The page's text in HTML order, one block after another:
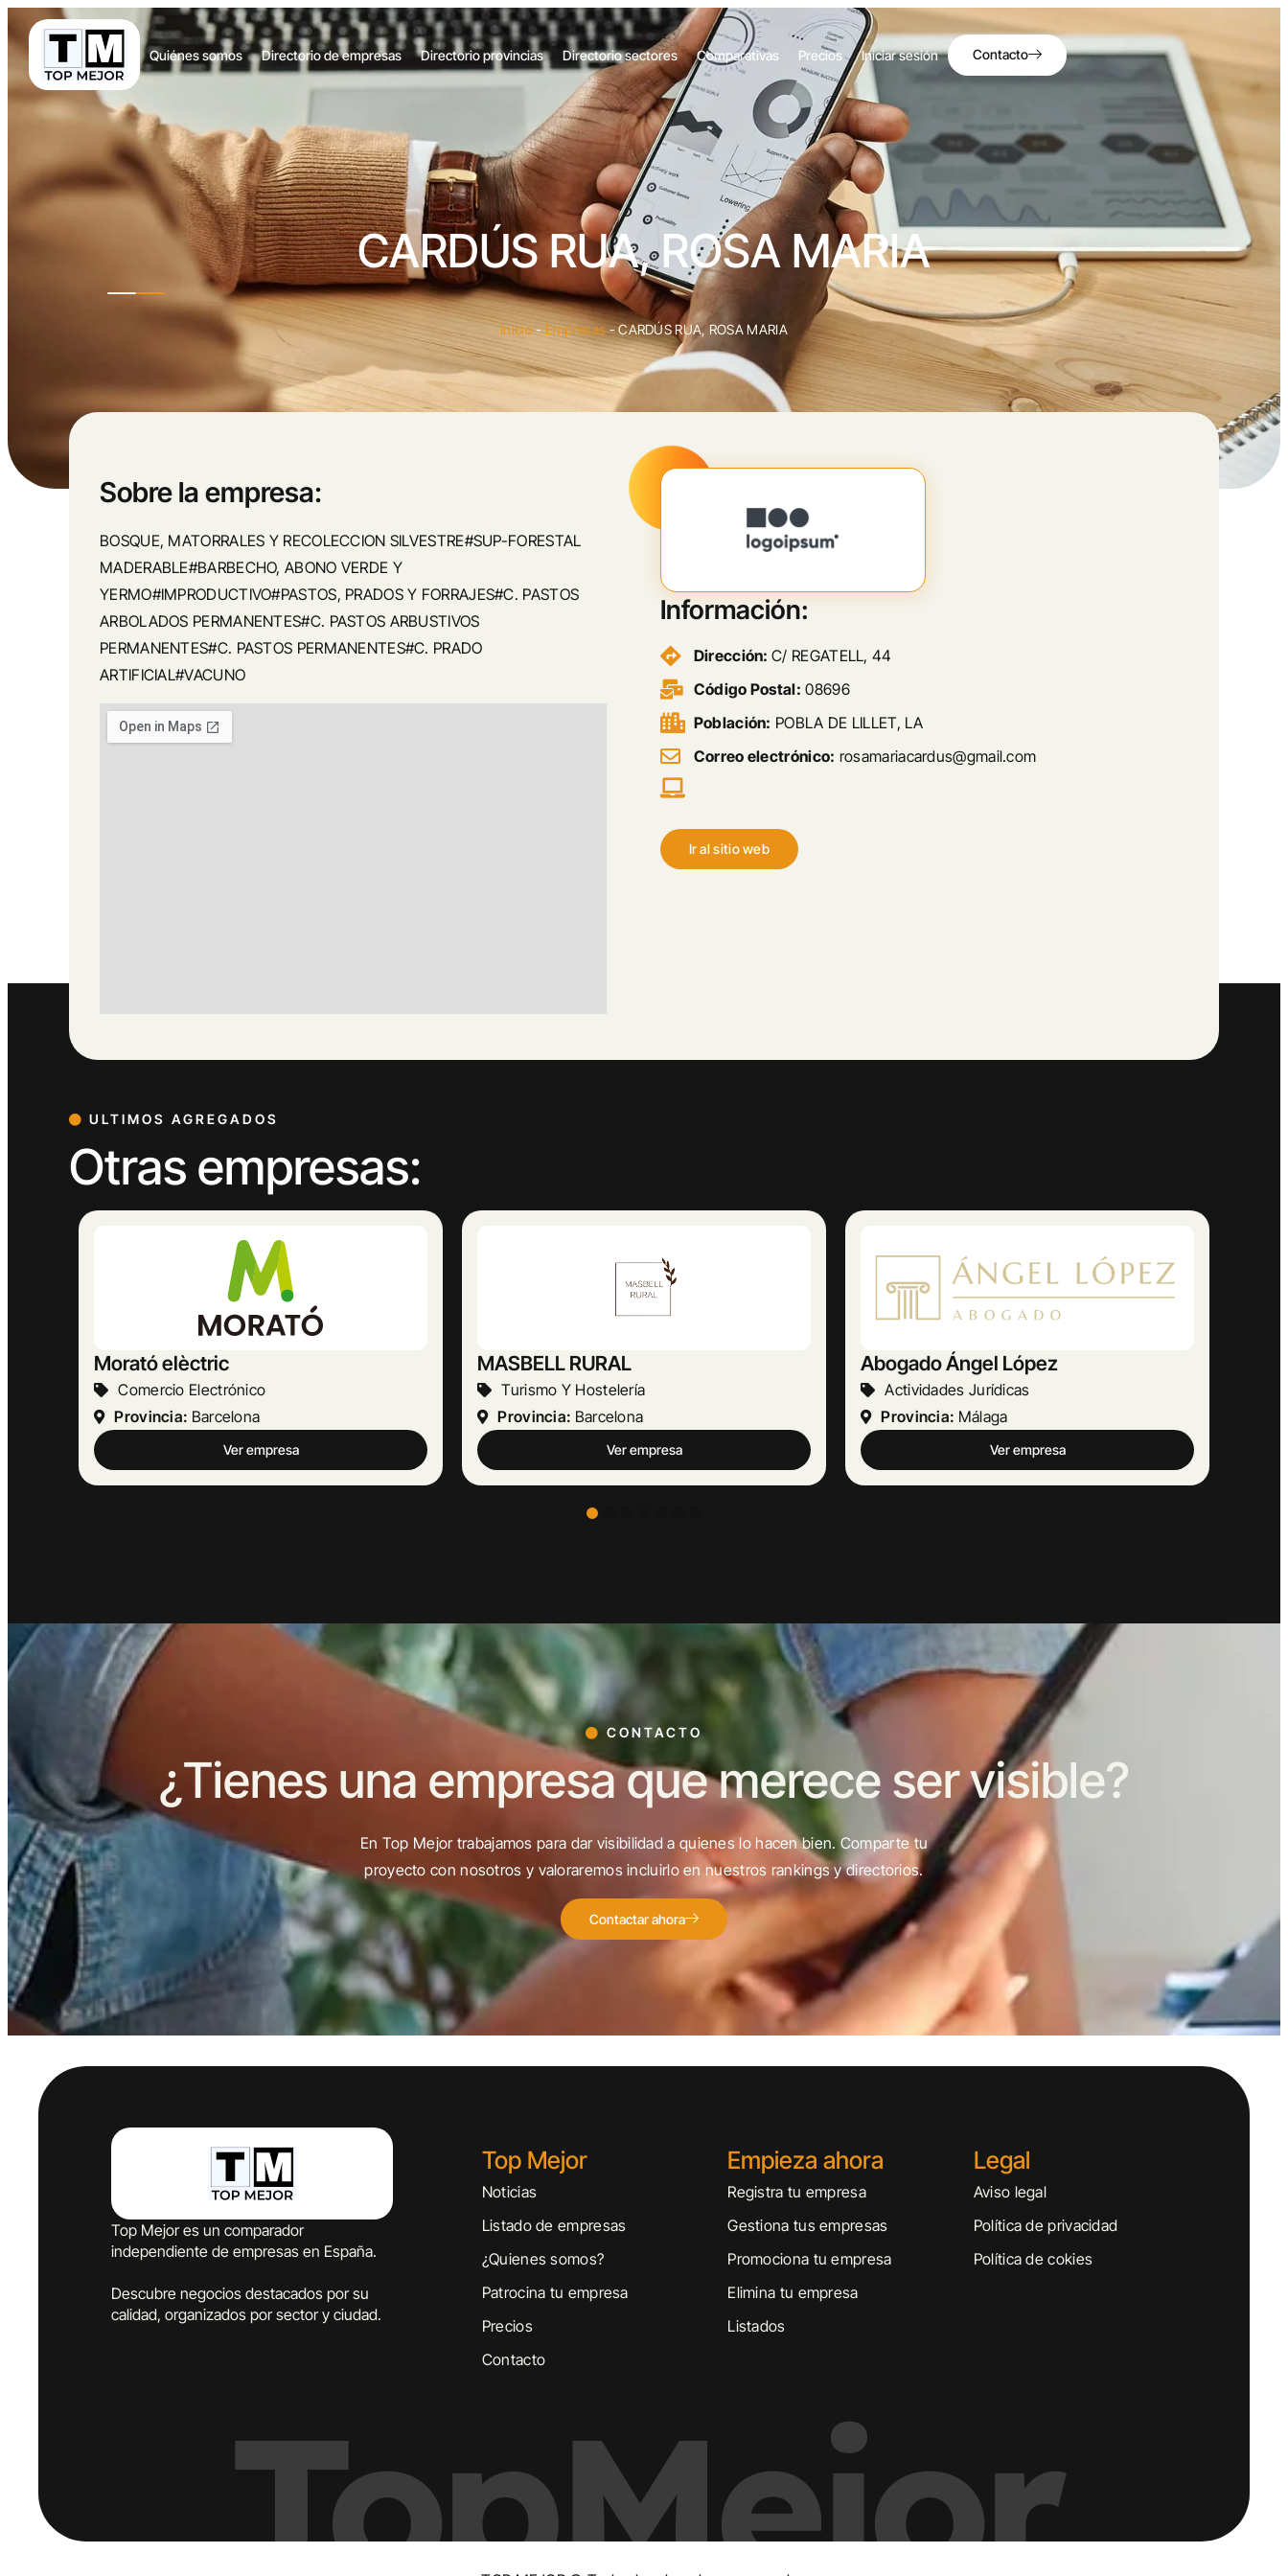
Quiénes somos Directorio de empresas Directorio provincias Directorio sectores Comparativas Precios Iniciar sesión Contacto
CARDÚS RUA, ROSA MARIA
Inicio- Empresas-CARDÚS RUA, ROSA MARIA
Sobre la empresa:
BOSQUE, MATORRALES Y RECOLECCION SILVESTRE#SUP-FORESTAL
MADERABLE#BARBECHO, ABONO VERDE Y
YERMO#IMPRODUCTIVO#PASTOS, PRADOS Y FORRAJES#C. PASTOS
ARBOLADOS PERMANENTES#C. PASTOS ARBUSTIVOS
PERMANENTES#C. PASTOS PERMANENTES#C. PRADO
ARTIFICIAL#VACUNO
Información:
Dirección:C/ REGATELL, 44
Código Postal: 08696
Población: POBLA DE LILLET, LA
Correo electrónico: rosamariacardus@gmail.com
Ir al sitio web
ULTIMOS AGREGADOS
Otras empresas:
MASBELL RURAL
Turismo Y Hostelería
Provincia: Barcelona
Ver empresa
Abogado Ángel López
Actividades Jurídicas
Provincia: Málaga
Ver empresa
AMETRINA MUSIC
Otras Actividades Empresariales
Provincia: Barcelona
Ver empresa
CONTACTO
¿Tienes una empresa que merece ser visible?
En Top Mejor trabajamos para dar visibilidad a quienes lo hacen bien. Comparte tu
proyecto con nosotros y valoraremos incluirlo en nuestros rankings y directorios.
Contactar ahora
Top Mejor es un comparador
independiente de empresas en España.
Descubre negocios destacados por su
calidad, organizados por sector y ciudad.
Top Mejor
Noticias
Listado de empresas
¿Quienes somos?
Patrocina tu empresa
Precios
Contacto
Empieza ahora
Registra tu empresa
Gestiona tus empresas
Promociona tu empresa
Elimina tu empresa
Listados
Legal
Aviso legal
Política de privacidad
Política de cokies
TopMejor